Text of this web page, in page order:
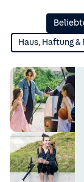
Haus, Haftung &